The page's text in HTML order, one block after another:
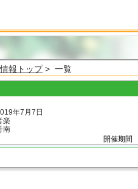
報トップ> 一覧
年7月7日
楽
南
開催期間